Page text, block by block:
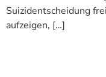
Suizidentscheidung
aufzeigen, […]